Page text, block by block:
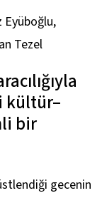
Eyüboğlu,
Tezel
kültür–
bir
gecenin